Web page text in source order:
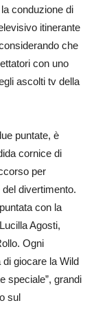
conduzione di
itinerante
che
con uno
ascolti tv della
puntate, è
cornice di
per
divertimento.
con la
Agosti,
Ogni
giocare la Wild
speciale”, grandi
sul